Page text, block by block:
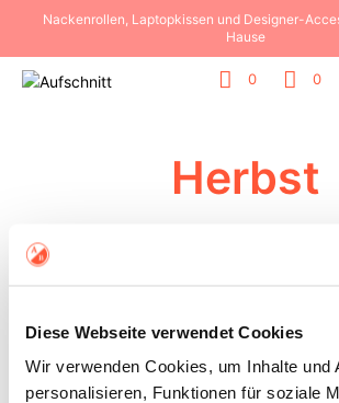
Diese Webseite verwendet Cookies
Wir verwenden Cookies, um Inhalte und
personalisieren, Funktionen für soziale
Nackenrollen, Laptopkissen und Designer-
Hause
0 0
Herbst